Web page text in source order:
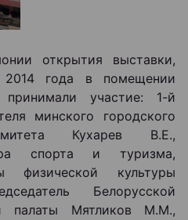
открытия выставки,
года в помещении
участие: 1-й
минского городского
Кухарев В.Е.,
спорта и туризма,
физической культуры
Белорусской
палаты Мятликов М.М.,